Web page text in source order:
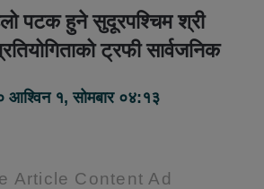
पटक हुने सुदूरपश्चिम श्री
ट्रफी सार्वजनिक
आश्विन १, सोमबार ०४:१३
Article Content Ad